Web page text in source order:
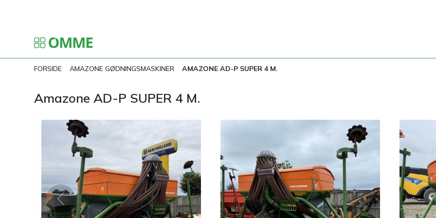
FORSIDE AMAZONE GØDNINGSMASKINER AMAZONE AD-P SUPER 4 M.
Amazone AD-P SUPER 4 M.